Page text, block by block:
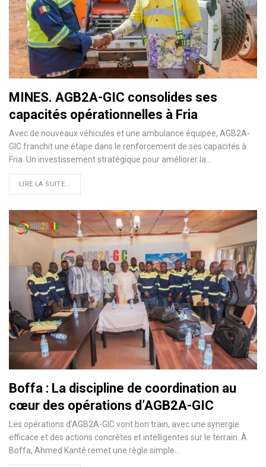
MINES. AGB2A-GIC consolides ses
capacités opérationnelles à Fria
Avec de nouveaux véhicules et une ambulance équipée, AGB2A-
GIC franchit une étape dans le renforcement de ses capacités à
Fria. Un investissement stratégique pour améliorer la…
LIRE LA SUITE...
Boffa : La discipline de coordination au
cœur des opérations d’AGB2A-GIC
Les opérations d’AGB2A-GIC vont bon train, avec une synergie
efficace et des actions concrètes et intelligentes sur le terrain. À
Boffa, Ahmed Kanté remet une règle simple…